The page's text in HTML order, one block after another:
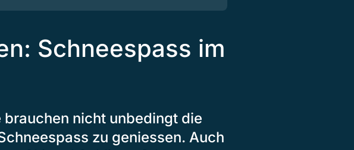
Schneespass im
nicht unbedingt die
zu geniessen. Auch